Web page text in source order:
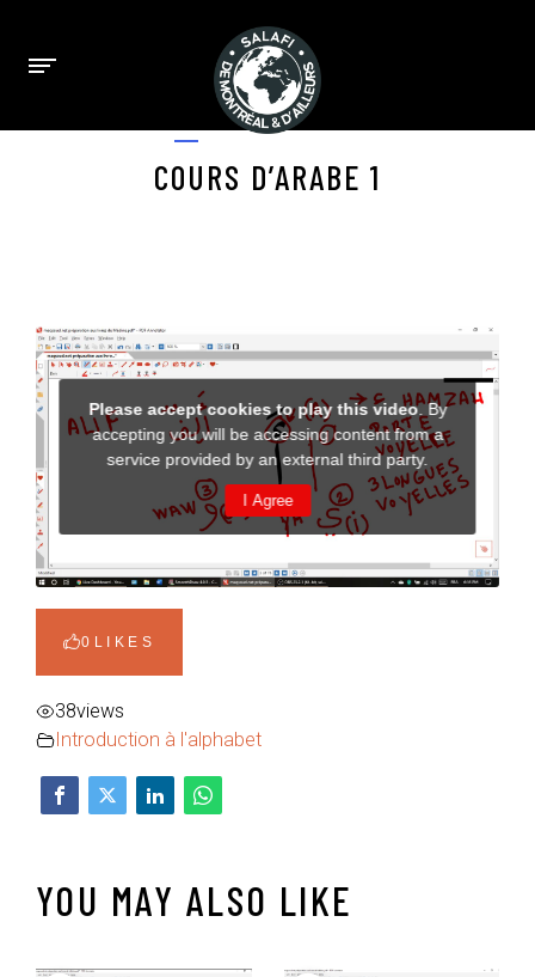
APRIL 23, 2025
COURS D’ARABE 1
0 LIKES
38views
Introduction à l'alphabet
YOU MAY ALSO LIKE